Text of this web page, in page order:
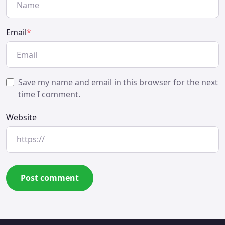
Email*
Save my name and email in this browser for the next
time I comment.
Website